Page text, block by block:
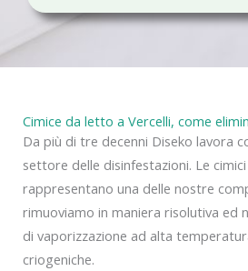
c
Cimice da letto a Vercelli, come
Da più di tre decenni Diseko lavora
settore delle disinfestazioni. Le
rappresentano una delle nostre
rimuoviamo in maniera risolutiva ed
di vaporizzazione ad alta
criogeniche.